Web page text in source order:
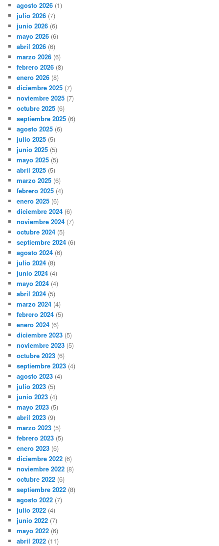
agosto 2026 (1)
julio 2026 (7)
junio 2026 (6)
mayo 2026 (6)
abril 2026 (6)
marzo 2026 (6)
febrero 2026 (8)
enero 2026 (8)
diciembre 2025 (7)
noviembre 2025 (7)
octubre 2025 (6)
septiembre 2025 (6)
agosto 2025 (6)
julio 2025 (5)
junio 2025 (5)
mayo 2025 (5)
abril 2025 (5)
marzo 2025 (6)
febrero 2025 (4)
enero 2025 (6)
diciembre 2024 (6)
noviembre 2024 (7)
octubre 2024 (5)
septiembre 2024 (6)
agosto 2024 (6)
julio 2024 (8)
junio 2024 (4)
mayo 2024 (4)
abril 2024 (5)
marzo 2024 (4)
febrero 2024 (5)
enero 2024 (6)
diciembre 2023 (5)
noviembre 2023 (5)
octubre 2023 (6)
septiembre 2023 (4)
agosto 2023 (4)
julio 2023 (5)
junio 2023 (4)
mayo 2023 (5)
abril 2023 (9)
marzo 2023 (5)
febrero 2023 (5)
enero 2023 (6)
diciembre 2022 (6)
noviembre 2022 (8)
octubre 2022 (6)
septiembre 2022 (8)
agosto 2022 (7)
julio 2022 (4)
junio 2022 (7)
mayo 2022 (6)
abril 2022 (11)